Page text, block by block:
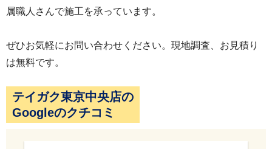
属職人さんで施工を承っています。
ぜひお気軽にお問い合わせください。現地調査、お見積り
は無料です。
テイガク東京中央店の
Googleのクチコミ